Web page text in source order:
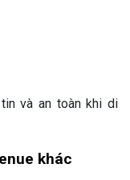
và an toàn khi di
khác